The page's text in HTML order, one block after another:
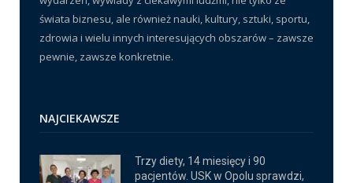
świata biznesu, ale również nauki, kultury, sztuki, sportu,
zdrowia i wielu innych interesujących obszarów – zawsze
pewnie, zawsze konkretnie.
NAJCIEKAWSZE
Trzy diety, 14 miesięcy i 90
pacjentów. USK w Opolu sprawdzi,